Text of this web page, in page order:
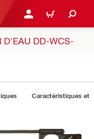
CONNEXION OU
PANIER
D'EAU DD-WCS-
Caractéristiques et